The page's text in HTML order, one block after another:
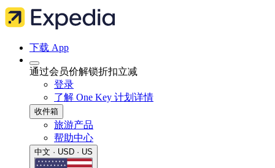
下载 App
通过会员价解锁折扣立减
登录
了解 One Key 计划详情
收件箱
旅游产品
帮助中心
中文 · USD · US